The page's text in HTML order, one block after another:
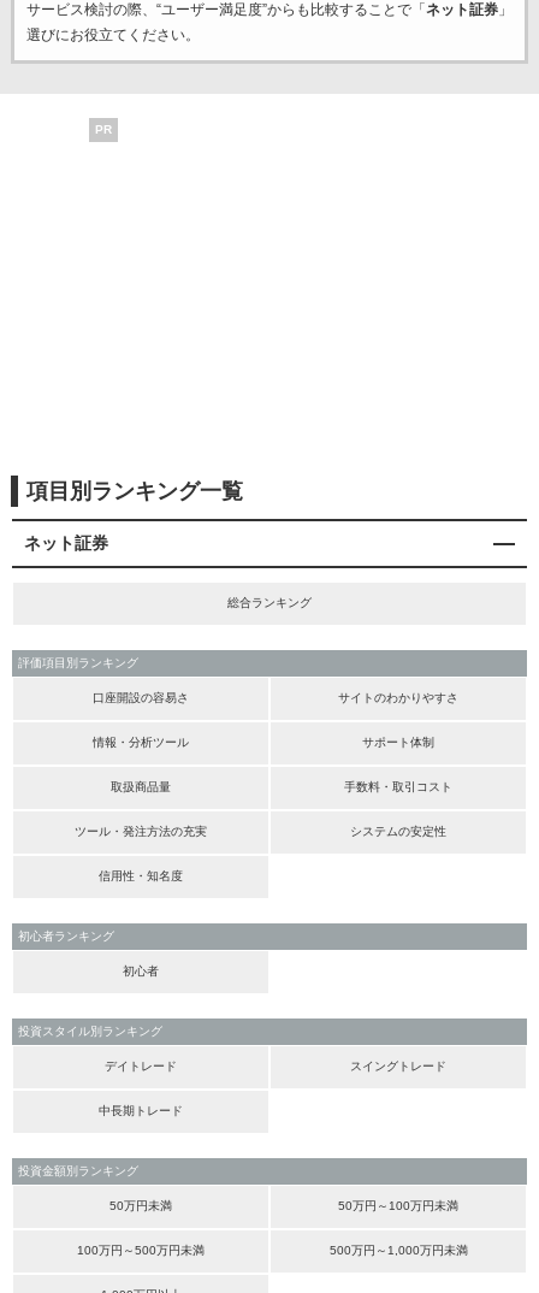
サービス検討の際、“ユーザー満足度”からも比較することで「 ネット証券」
選びにお役立てください。
PR
項目別ランキング一覧
ネット証券
総合ランキング
評価項目別ランキング
口座開設の容易さ サイトのわかりやすさ
情報・分析ツール サポート体制
取扱商品量 手数料・取引コスト
ツール・発注方法の充実 システムの安定性
信用性・知名度
初心者ランキング
初心者
投資スタイル別ランキング
デイトレード スイングトレード
中長期トレード
投資金額別ランキング
50万円未満 50万円～100万円未満
100万円～500万円未満 500万円～1,000万円未満